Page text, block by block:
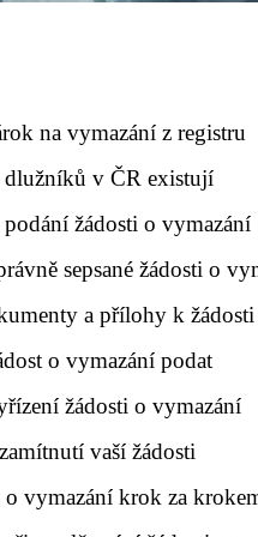
na vymazání z registru
dlužníků v ČR existují
žádosti o vymazání
sepsané žádosti o
a přílohy k žádosti
o vymazání podat
žádosti o vymazání
vaší žádosti
o vymazání krok za